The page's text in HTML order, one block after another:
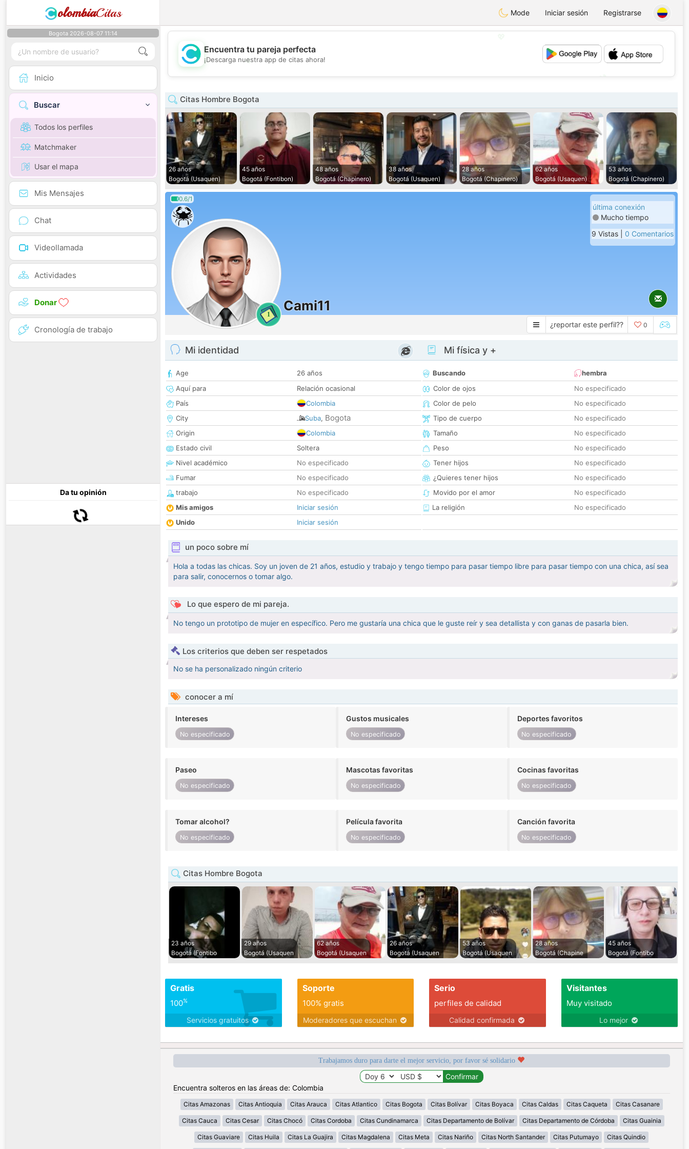
olombiaCitas Mode Iniciar sesión Registrarse
Bogota 2026-08-07 11:14
Inicio
Buscar
Todos los perfiles
Matchmaker
Usar el mapa
Mis Mensajes
Chat
Videollamada
Actividades
Donar
Cronología de trabajo
Da tu opinión
💕
Encuentra tu pareja perfecta
¡Descarga nuestra app de citas ahora!
Citas Hombre Bogota
26 años
Bogotá (Usaquen)
45 años
Bogotá (Fontibon)
48 años
Bogotá (Chapinero)
38 años
Bogotá (Usaquen)
28 años
Bogotá (Chapinero)
62 años
Bogotá (Usaquen)
53 años
Bogotá (Chapinero)
0.6/1
1
Cami11
última conexión
Mucho tiempo
9 Vistas | 0 Comentarios
¿reportar este perfil?? 0
Mi identidad
Age
26 años
Aquí para
Relación ocasional
País
Colombia
City
Suba, Bogota
Origin
Colombia
Estado civil
Soltera
Nivel académico
No especificado
Fumar
No especificado
trabajo
No especificado
Mis amigos
Iniciar sesión
Unido
Iniciar sesión
Mi física y +
Buscando
hembra
Color de ojos
No especificado
Color de pelo
No especificado
Tipo de cuerpo
No especificado
Tamaño
No especificado
Peso
No especificado
Tener hijos
No especificado
¿Quieres tener hijos
No especificado
Movido por el amor
No especificado
La religión
No especificado
un poco sobre mí
Hola a todas las chicas. Soy un joven de 21 años, estudio y trabajo y tengo tiempo para pasar tiempo libre para pasar tiempo con una chica, así sea
para salir, conocernos o tomar algo.
Lo que espero de mi pareja.
No tengo un prototipo de mujer en específico. Pero me gustaría una chica que le guste reír y sea detallista y con ganas de pasarla bien.
Los criterios que deben ser respetados
No se ha personalizado ningún criterio
conocer a mí
Intereses
No especificado
Gustos musicales
No especificado
Deportes favoritos
No especificado
Paseo
No especificado
Mascotas favoritas
No especificado
Cocinas favoritas
No especificado
Tomar alcohol?
No especificado
Película favorita
No especificado
Canción favorita
No especificado
Citas Hombre Bogota
23 años
Bogotá (Fontibo
29 años
Bogotá (Usaquen
62 años
Bogotá (Usaquen
26 años
Bogotá (Usaquen
53 años
Bogotá (Usaquen
28 años
Bogotá (Chapine
45 años
Bogotá (Fontibo
Gratis
100%
Servicios gratuitos
Soporte
100% gratis
Moderadores que escuchan
Serio
perfiles de calidad
Calidad confirmada
Visitantes
Muy visitado
Lo mejor
Trabajamos duro para darte el mejor servicio, por favor sé solidario
Encuentra solteros en las áreas de: Colombia
Citas Amazonas Citas Antioquia Citas Arauca Citas Atlantico Citas Bogota Citas Bolívar Citas Boyaca Citas Caldas Citas Caqueta Citas Casanare
Citas Cauca Citas Cesar Citas Chocó Citas Cordoba Citas Cundinamarca Citas Departamento de Bolívar Citas Departamento de Córdoba Citas Guainia
Citas Guaviare Citas Huila Citas La Guajira Citas Magdalena Citas Meta Citas Nariño Citas North Santander Citas Putumayo Citas Quindio